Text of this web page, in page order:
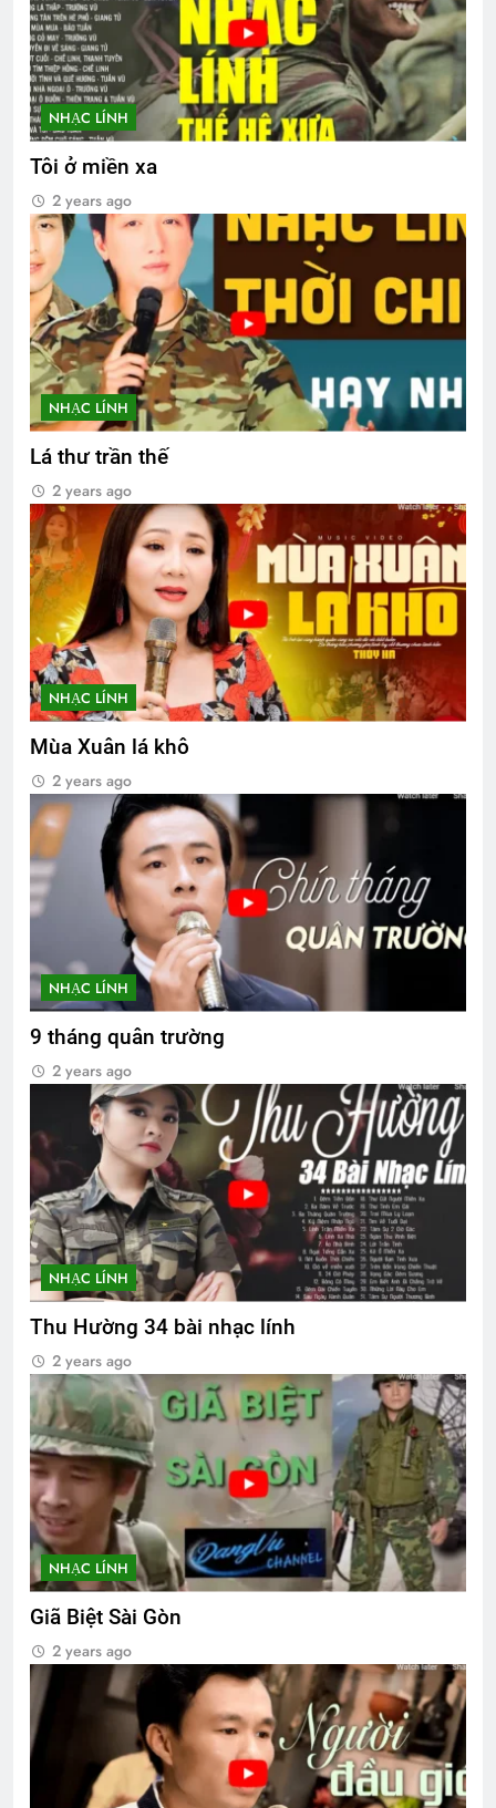
NHẠC LÍNH
Tôi ở miền xa
2 years ago
NHẠC LÍNH
Lá thư trần thế
2 years ago
NHẠC LÍNH
Mùa Xuân lá khô
2 years ago
NHẠC LÍNH
9 tháng quân trường
2 years ago
NHẠC LÍNH
Thu Hường 34 bài nhạc lính
2 years ago
NHẠC LÍNH
Giã Biệt Sài Gòn
2 years ago